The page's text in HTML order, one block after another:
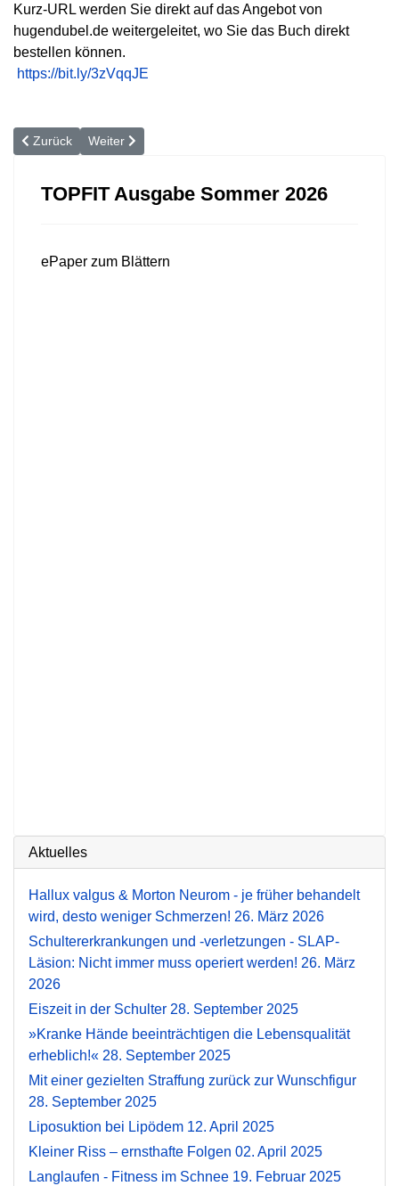
Kurz-URL werden Sie direkt auf das Angebot von
hugendubel.de weitergeleitet, wo Sie das Buch direkt
bestellen können.
https://bit.ly/3zVqqJE
Vorheriger Beitrag: Kalkschulter
Zurück Nächster Beitrag: Wenn das Iliosakral-Gelenk blockiert
Weiter
TOPFIT Ausgabe Sommer 2026
ePaper zum Blättern
Aktuelles
Hallux valgus & Morton Neurom - je früher behandelt
wird, desto weniger Schmerzen! 26. März 2026
Schultererkrankungen und -verletzungen - SLAP-
Läsion: Nicht immer muss operiert werden! 26. März
2026
Eiszeit in der Schulter 28. September 2025
»Kranke Hände beeinträchtigen die Lebensqualität
erheblich!« 28. September 2025
Mit einer gezielten Straffung zurück zur Wunschfigur
28. September 2025
Liposuktion bei Lipödem 12. April 2025
Kleiner Riss – ernsthafte Folgen 02. April 2025
Langlaufen - Fitness im Schnee 19. Februar 2025